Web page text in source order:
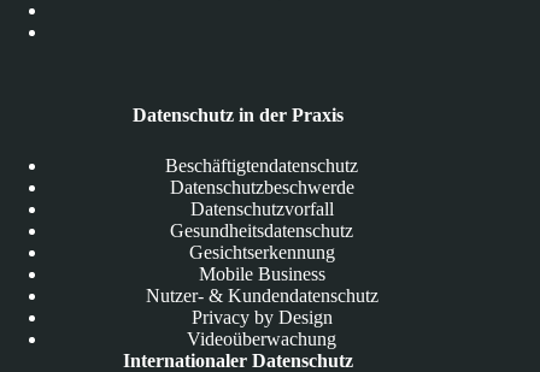
Datenschutz in der Praxis
Beschäftigtendatenschutz
Datenschutzbeschwerde
Datenschutzvorfall
Gesundheitsdatenschutz
Gesichtserkennung
Mobile Business
Nutzer- & Kundendatenschutz
Privacy by Design
Videoüberwachung
Internationaler Datenschutz